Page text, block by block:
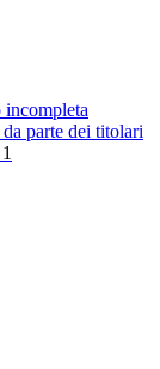
incompleta
parte dei titolari
1